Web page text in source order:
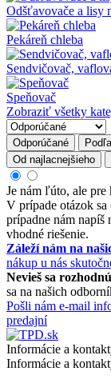
Odšťavovače a lisy
Pekáreň chleba
Sendvičovač,
Speňovač
Zobraziť všetky
Odporúčané
Od najlacnejšieho
Je nám ľúto, ale
V prípade otázok
prípadne nám napíš
vhodné riešenie.
Záleží nám na
nákup u nás
Nevieš sa
sa na našich
Pošli nám e-mail
predajní
Informácie a
Informácie a